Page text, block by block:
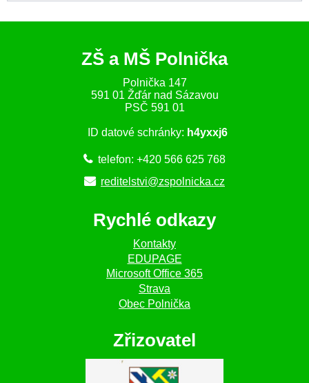
ZŠ a MŠ Polnička
Polnička 147
591 01 Žďár nad Sázavou
PSČ 591 01
ID datové schránky: h4yxxj6
telefon: +420 566 625 768
reditelstvi@zspolnicka.cz
Rychlé odkazy
Kontakty
EDUPAGE
Microsoft Office 365
Strava
Obec Polnička
Zřizovatel